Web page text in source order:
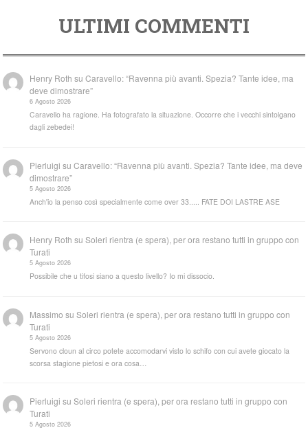
ULTIMI COMMENTI
Henry Roth suCaravello: “Ravenna più avanti. Spezia? Tante idee, ma
deve dimostrare”
6 Agosto 2026
Caravello ha ragione. Ha fotografato la situazione. Occorre che i vecchi sintolgano
dagli zebedei!
Pierluigi suCaravello: “Ravenna più avanti. Spezia? Tante idee, ma deve
dimostrare”
5 Agosto 2026
Anch'io la penso così specialmente come over 33..... FATE DOI LASTRE ASE
Henry Roth suSoleri rientra (e spera), per ora restano tutti in gruppo con
Turati
5 Agosto 2026
Possibile che u tifosi siano a questo livello? Io mi dissocio.
Massimo suSoleri rientra (e spera), per ora restano tutti in gruppo con
Turati
5 Agosto 2026
Servono cloun al circo potete accomodarvi visto lo schifo con cui avete giocato la
scorsa stagione pietosi e ora cosa…
Pierluigi suSoleri rientra (e spera), per ora restano tutti in gruppo con
Turati
5 Agosto 2026